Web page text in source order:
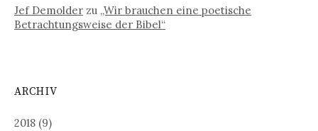
Jef Demolder zu „Wir brauchen eine poetische
Betrachtungsweise der Bibel“
ARCHIV
2018 (9)